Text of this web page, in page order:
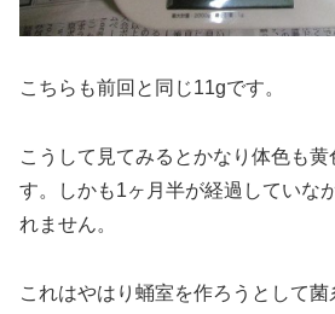
こちらも前回と同じ11gです。
こうして見てみるとかなり体色も黄
す。しかも1ヶ月半が経過していな
れません。
これはやはり蛹室を作ろうとして